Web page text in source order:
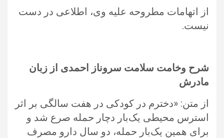
از اتهامات مطروحه علیه وی، اطلاعی در دست
نیست.
شرح وخامت سلامت سروناز احمدی از زبان
مادرش
از متن: «دخترم در کودکی در هفت سالگی بر اثر
استرس محیطی یک‌بار دچار حمله صرع شد و
برای همین یک‌بار‌ حمله، دو سال دارو مصرف